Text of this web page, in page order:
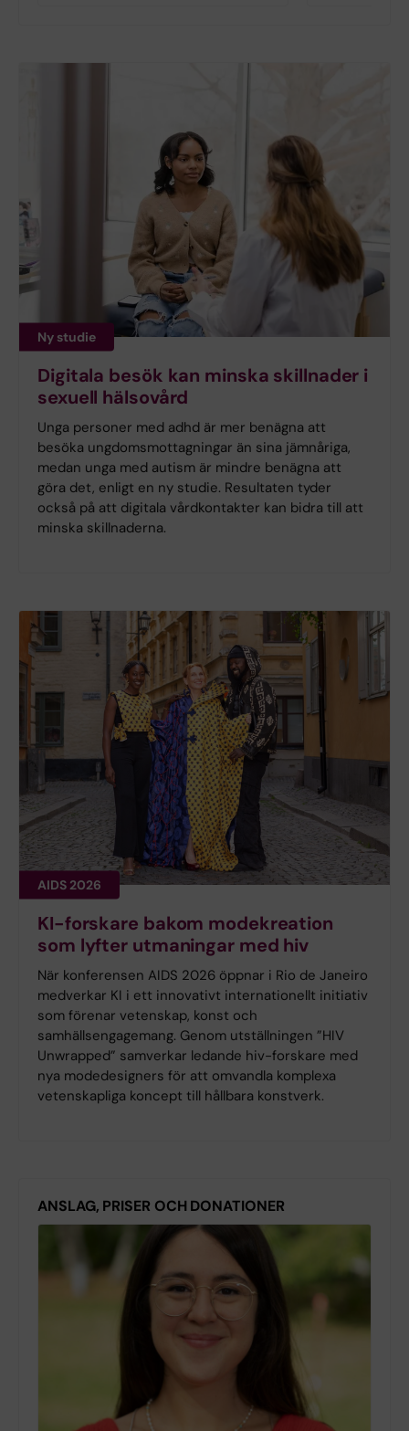
Ny studie
Digitala besök kan minska skillnader i
sexuell hälsovård
Unga personer med adhd är mer benägna att
besöka ungdomsmottagningar än sina jämnåriga,
medan unga med autism är mindre benägna att
göra det, enligt en ny studie. Resultaten tyder
också på att digitala vårdkontakter kan bidra till att
minska skillnaderna.
AIDS 2026
KI-forskare bakom modekreation
som lyfter utmaningar med hiv
När konferensen AIDS 2026 öppnar i Rio de Janeiro
medverkar KI i ett innovativt internationellt initiativ
som förenar vetenskap, konst och
samhällsengagemang. Genom utställningen ”HIV
Unwrapped” samverkar ledande hiv-forskare med
nya modedesigners för att omvandla komplexa
vetenskapliga koncept till hållbara konstverk.
ANSLAG, PRISER OCH DONATIONER